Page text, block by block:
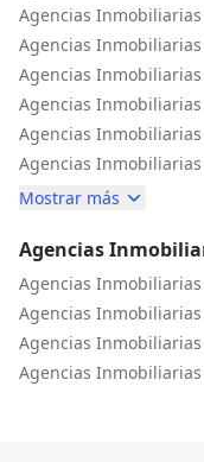
Agencias
Agencias
Agencias
Agencias Inmobiliarias
Agencias Inmobiliarias
Agencias
Mostrar más
Agencias
Agencias Inmobiliarias
Agencias Inmobiliarias
Agencias Inmobiliarias
Agencias Inmobiliarias